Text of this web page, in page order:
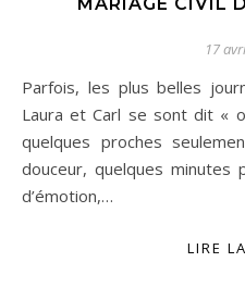
17
Parfois, les plus belles journées sont les plus simples…
Laura et Carl se sont dit «
quelques proches
douceur, quelques minutes
d’émotion,…
LIRE